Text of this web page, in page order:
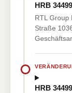
HRB 34499
RTL Group
Straße
HRB 34499